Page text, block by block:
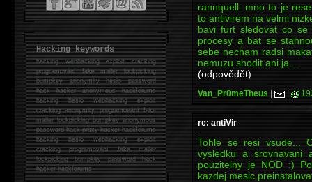
rannquell: mno to je
to antivirem na velmi
bavi furt sledovat co
procesy a bat se
sebe necham radsi
nemuzu shodit ani ja...
(odpovědět)
Van_Pr0meTheus | |
re: antiVir
Tohle se resi vsude...
vysledku a srovnavani
pouzitelny je NOD :)
kazdej mesic
Hacking keywords
hackingwebhacking exploit cracking
programování fake mailer lockpicking
bumpkey anonymity heslo password
hackhacker anonymous hackforums
hackingheslo webhacking exploit
cracking anonymity programování fake
mailer lockpicking bumpkey anonymous
password hack proxy hacker hackforums
hacking heslo webhacking exploit
cracking programování fake mailer
lockpicking bumpkey password hack
hackerhackforums